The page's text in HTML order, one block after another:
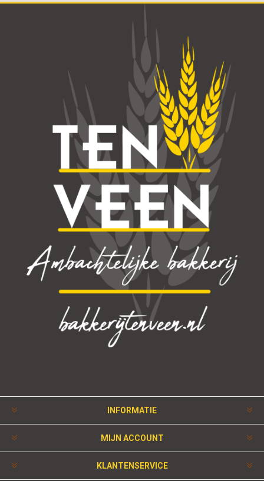
INFORMATIE
MIJN ACCOUNT
KLANTENSERVICE